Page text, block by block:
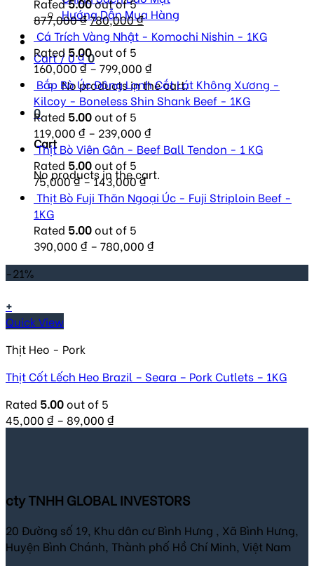
Hướng Dẫn Mua Hàng
Cart /0₫0
No products in the cart.
0
Cart
No products in the cart.
877,000₫Original
price
was:
877,000 ₫.
780,000₫Current
price
780,000 ₫.
Cá Trích Vàng Nhật - Komochi Nishin - 1KG
Rated 5.00out of 5
160,000₫– 799,000 ₫
Bắp Bò Úc Đông Lạnh Cắt Lát Không Xương -
Kilcoy - Boneless Shin Shank Beef - 1KG
Rated 5.00out of 5
119,000 ₫ – 239,000 ₫
Thịt Bò Viên Gân - Beef Ball Tendon - 1 KG
Rated 5.00out of 5
75,000₫–143,000₫
Thịt Bò Fuji Thăn Ngoại Úc - Fuji Striploin Beef -
1KG
Rated 5.00out of 5
390,000 ₫ – 780,000 ₫
-21%
+
Quick View
Thịt Heo - Pork
Thịt Cốt Lếch Heo Brazil – Seara – Pork Cutlets – 1KG
Rated 5.00out of 5
45,000 ₫ – 89,000 ₫
cty TNHH GLOBAL INVESTORS
20 Đường số 19, Khu dân cư Bình Hưng , Xã Bình Hưng,
Huyện Bình Chánh, Thành phố Hồ Chí Minh, Việt Nam